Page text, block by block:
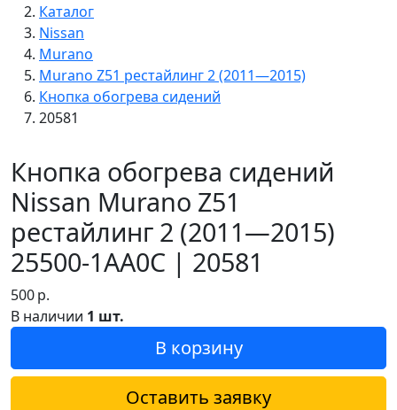
Каталог
Nissan
Murano
Murano Z51 рестайлинг 2 (2011—2015)
Кнопка обогрева сидений
20581
Кнопка обогрева сидений
Nissan Murano Z51
рестайлинг 2 (2011—2015)
25500-1AA0C | 20581
500р.
В наличии 1 шт.
В корзину
Оставить заявку